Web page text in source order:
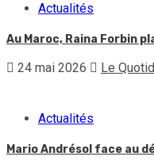
Actualités
Au Maroc, Raina Forbin
24 mai 2026 Le
Actualités
Mario Andrésol face au